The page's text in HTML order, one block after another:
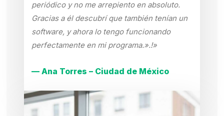
periódico y no me arrepiento en absoluto.
Gracias a él descubrí que también tenían un
software, y ahora lo tengo funcionando
perfectamente en mi programa.».!»
— Ana Torres – Ciudad de México